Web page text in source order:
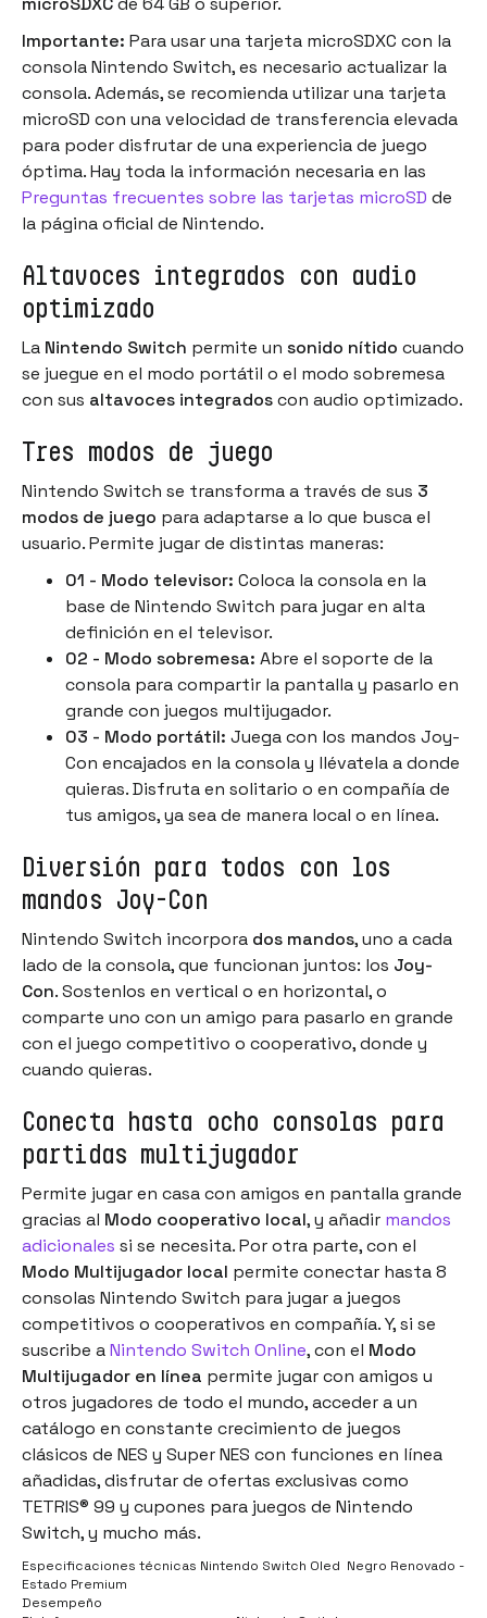
Importante: Para usar una tarjeta microSDXC con la
consola Nintendo Switch, es necesario actualizar la
consola. Además, se recomienda utilizar una tarjeta
microSD con una velocidad de transferencia elevada
para poder disfrutar de una experiencia de juego
óptima. Hay toda la información necesaria en las
Preguntas frecuentes sobre las tarjetas microSD de
la página oficial de Nintendo.
Altavoces integrados con audio
optimizado
La Nintendo Switch permite un sonido nítido cuando
se juegue en el modo portátil o el modo sobremesa
con sus altavoces integradoscon audio optimizado.
Tres modos de juego
Nintendo Switch se transforma a través de sus 3
modos de juego para adaptarse a lo que busca el
usuario. Permite jugar de distintas maneras:
01 - Modo televisor: Coloca la consola en la
base de Nintendo Switch para jugar en alta
definición en el televisor.
02 - Modo sobremesa: Abre el soporte de la
consola para compartir la pantalla y pasarlo en
grande con juegos multijugador.
03 - Modo portátil: Juega con los mandos Joy-
Con encajados en la consola y llévatela a donde
quieras. Disfruta en solitario o en compañía de
tus amigos, ya sea de manera local o en línea.
Diversión para todos con los
mandos Joy-Con
Nintendo Switch incorpora dos mandos, uno a cada
lado de la consola, que funcionan juntos: los Joy-
Con. Sostenlos en vertical o en horizontal, o
comparte uno con un amigo para pasarlo en grande
con el juego competitivo o cooperativo, donde y
cuando quieras.
Conecta hasta ocho consolas para
partidas multijugador
Permite jugar en casa con amigos en pantalla grande
gracias al Modo cooperativo local, y añadir mandos
adicionales si se necesita. Por otra parte, con el
Modo Multijugador local permite conectar hasta 8
consolas Nintendo Switch para jugar a juegos
competitivos o cooperativos en compañía. Y, si se
suscribe aNintendo Switch Online, con el Modo
Multijugador en línea permite jugar con amigos u
otros jugadores de todo el mundo, acceder a un
catálogo en constante crecimiento de juegos
clásicos de NES y Super NES con funciones en línea
añadidas, disfrutar de ofertas exclusivas como
TETRIS® 99 y cupones para juegos de Nintendo
Switch, y mucho más.
Especificaciones técnicas Nintendo Switch Oled Negro Renovado -
Estado Premium
Desempeño